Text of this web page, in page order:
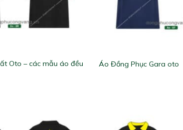
Oto – các mẫu áo đều
Áo Đồng Phục Gara oto